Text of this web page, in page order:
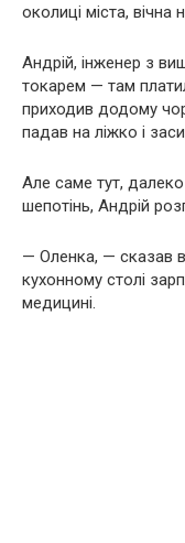
околиці міста, вічна
Андрій, інженер з
токарем — там
приходив додому
падав на ліжко і
Але саме тут, далеко
шепотінь, Андрій
— Оленка, — сказав
кухонному столі
медицині.